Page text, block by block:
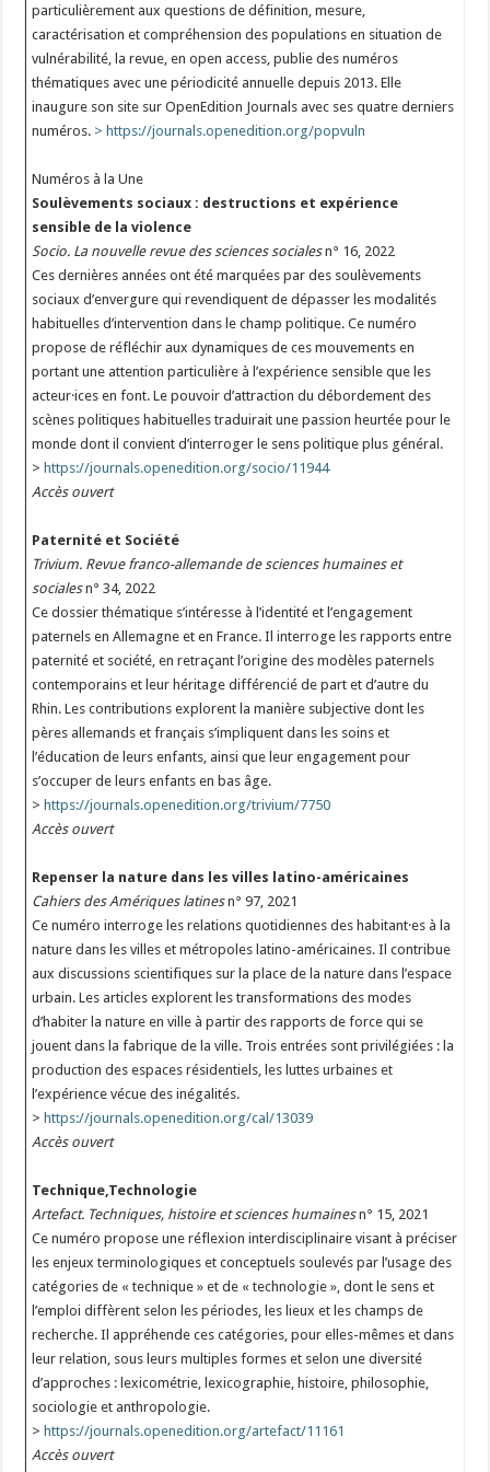
particulièrement aux questions de définition, mesure,
caractérisation et compréhension des populations en situation de
vulnérabilité, la revue, en open access, publie des numéros
thématiques avec une périodicité annuelle depuis 2013. Elle
inaugure son site sur OpenEdition Journals avec ses quatre derniers
numéros. > https://journals.openedition.org/popvuln
Numéros à la Une
Soulèvements sociaux : destructions et expérience
sensible de la violence
Socio. La nouvelle revue des sciences socialesn° 16, 2022
Ces dernières années ont été marquées par des soulèvements
sociaux d’envergure qui revendiquent de dépasser les modalités
habituelles d’intervention dans le champ politique. Ce numéro
propose de réfléchir aux dynamiques de ces mouvements en
portant une attention particulière à l’expérience sensible que les
acteur·ices en font. Le pouvoir d’attraction du débordement des
scènes politiques habituelles traduirait une passion heurtée pour le
monde dont il convient d’interroger le sens politique plus général.
>https://journals.openedition.org/socio/11944
Accès ouvert
Paternité et Société
Trivium. Revue franco-allemande de sciences humaines et
socialesn° 34, 2022
Ce dossier thématique s’intéresse à l’identité et l’engagement
paternels en Allemagne et en France. Il interroge les rapports entre
paternité et société, en retraçant l’origine des modèles paternels
contemporains et leur héritage différencié de part et d’autre du
Rhin. Les contributions explorent la manière subjective dont les
pères allemands et français s’impliquent dans les soins et
l’éducation de leurs enfants, ainsi que leur engagement pour
s’occuper de leurs enfants en bas âge.
>https://journals.openedition.org/trivium/7750
Accès ouvert
Repenser la nature dans les villes latino-américaines
Cahiers des Amériques latinesn° 97, 2021
Ce numéro interroge les relations quotidiennes des habitant·es à la
nature dans les villes et métropoles latino-américaines. Il contribue
aux discussions scientifiques sur la place de la nature dans l’espace
urbain. Les articles explorent les transformations des modes
d’habiter la nature en ville à partir des rapports de force qui se
jouent dans la fabrique de la ville. Trois entrées sont privilégiées : la
production des espaces résidentiels, les luttes urbaines et
l’expérience vécue des inégalités.
>https://journals.openedition.org/cal/13039
Accès ouvert
Technique,Technologie
Artefact. Techniques, histoire et sciences humainesn° 15, 2021
Ce numéro propose une réflexion interdisciplinaire visant à préciser
les enjeux terminologiques et conceptuels soulevés par l’usage des
catégories de « technique » et de « technologie », dont le sens et
l’emploi diffèrent selon les périodes, les lieux et les champs de
recherche. Il appréhende ces catégories, pour elles-mêmes et dans
leur relation, sous leurs multiples formes et selon une diversité
d’approches : lexicométrie, lexicographie, histoire, philosophie,
sociologie et anthropologie.
>https://journals.openedition.org/artefact/11161
Accès ouvert